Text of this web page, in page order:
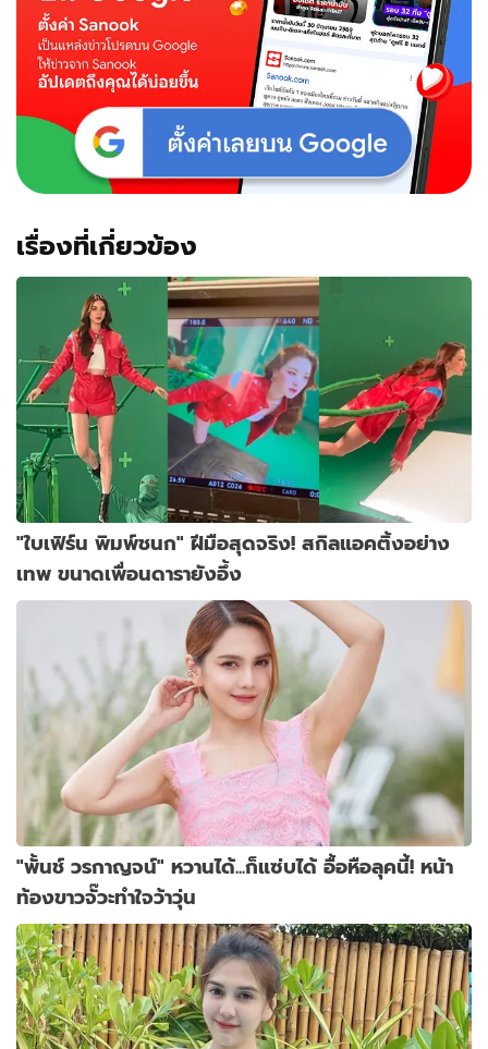
เรื่องที่เกี่ยวข้อง
"ใบเฟิร์น พิมพ์ชนก" ฝีมือสุดจริง! สกิลแอคติ้งอย่าง
เทพ ขนาดเพื่อนดารายังอึ้ง
"พั้นช์ วรกาญจน์" หวานได้...ก็แซ่บได้ อื้อหือลุคนี้! หน้า
ท้องขาวจั๊วะทำใจว้าวุ่น